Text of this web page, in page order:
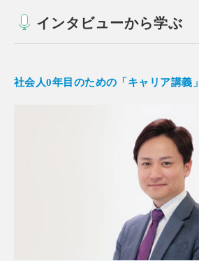
インタビューから学ぶ
社会人0年目のための「キャリア講義」